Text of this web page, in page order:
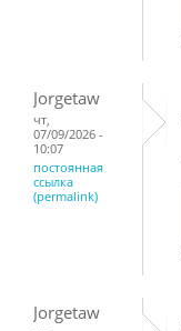
Jorgetaw
чт,
07/09/2026 -
10:07
постоянная
ссылка
(permalink)
Jorgetaw